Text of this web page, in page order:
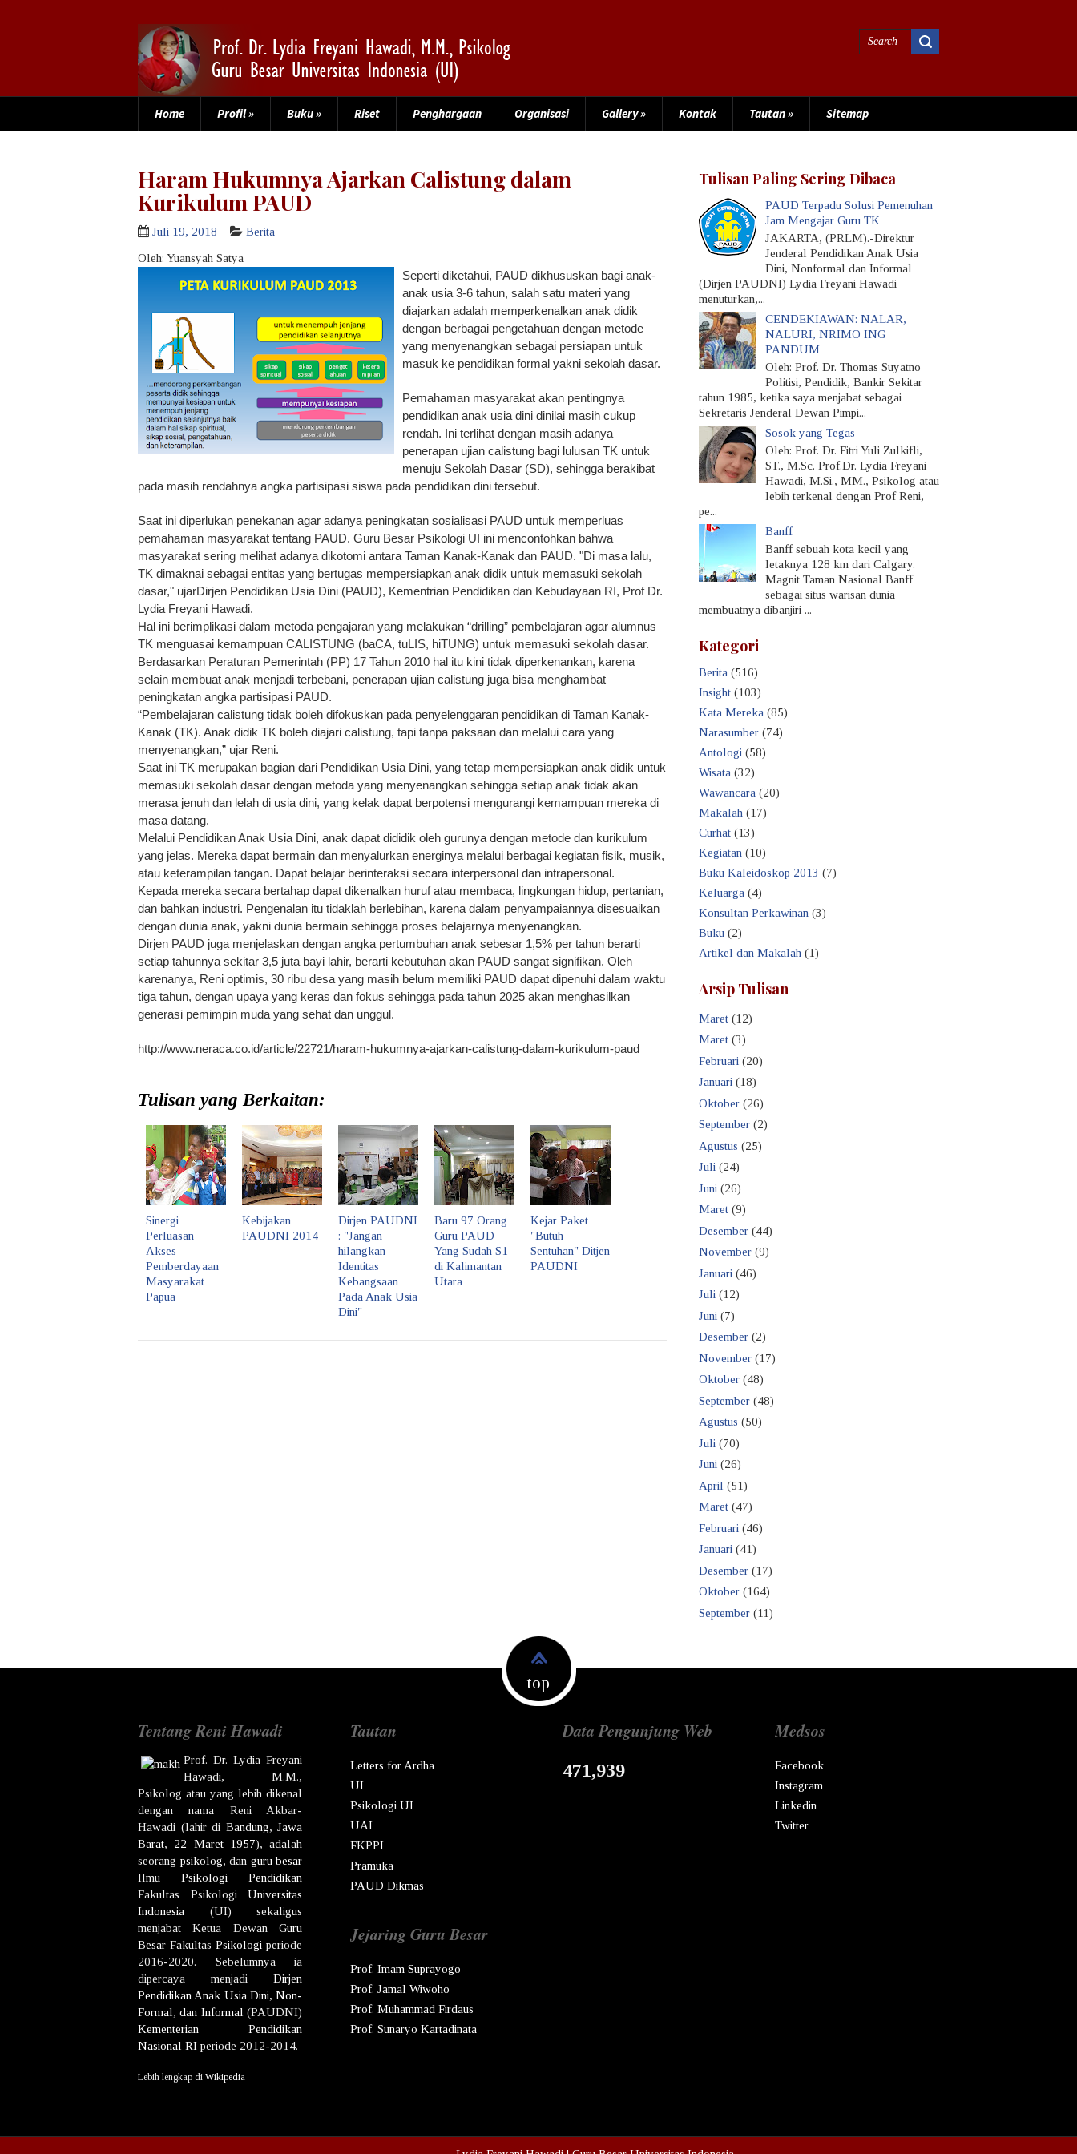
Home Profil» Buku» Riset Penghargaan Organisasi Gallery» Kontak Tautan» Sitemap
Haram Hukumnya Ajarkan Calistung dalam
Kurikulum PAUD
Juli 19, 2018 Berita
Oleh: Yuansyah Satya
Seperti diketahui, PAUD dikhususkan bagi anak-
anak usia 3-6 tahun, salah satu materi yang
diajarkan adalah memperkenalkan anak didik
dengan berbagai pengetahuan dengan metode
yang menyenangkan sebagai persiapan untuk
masuk ke pendidikan formal yakni sekolah dasar.
Pemahaman masyarakat akan pentingnya
pendidikan anak usia dini dinilai masih cukup
rendah. Ini terlihat dengan masih adanya
penerapan ujian calistung bagi lulusan TK untuk
menuju Sekolah Dasar (SD), sehingga berakibat
pada masih rendahnya angka partisipasi siswa pada pendidikan dini tersebut.
Saat ini diperlukan penekanan agar adanya peningkatan sosialisasi PAUD untuk memperluas
pemahaman masyarakat tentang PAUD. Guru Besar Psikologi UI ini mencontohkan bahwa
masyarakat sering melihat adanya dikotomi antara Taman Kanak-Kanak dan PAUD. "Di masa lalu,
TK dimaknai sebagai entitas yang bertugas mempersiapkan anak didik untuk memasuki sekolah
dasar," ujarDirjen Pendidikan Usia Dini (PAUD), Kementrian Pendidikan dan Kebudayaan RI, Prof Dr.
Lydia Freyani Hawadi.
Hal ini berimplikasi dalam metoda pengajaran yang melakukan “drilling” pembelajaran agar alumnus
TK menguasai kemampuan CALISTUNG (baCA, tuLIS, hiTUNG) untuk memasuki sekolah dasar.
Berdasarkan Peraturan Pemerintah (PP) 17 Tahun 2010 hal itu kini tidak diperkenankan, karena
selain membuat anak menjadi terbebani, penerapan ujian calistung juga bisa menghambat
peningkatan angka partisipasi PAUD.
“Pembelajaran calistung tidak boleh difokuskan pada penyelenggaran pendidikan di Taman Kanak-
Kanak (TK). Anak didik TK boleh diajari calistung, tapi tanpa paksaan dan melalui cara yang
menyenangkan,” ujar Reni.
Saat ini TK merupakan bagian dari Pendidikan Usia Dini, yang tetap mempersiapkan anak didik untuk
memasuki sekolah dasar dengan metoda yang menyenangkan sehingga setiap anak tidak akan
merasa jenuh dan lelah di usia dini, yang kelak dapat berpotensi mengurangi kemampuan mereka di
masa datang.
Melalui Pendidikan Anak Usia Dini, anak dapat dididik oleh gurunya dengan metode dan kurikulum
yang jelas. Mereka dapat bermain dan menyalurkan energinya melalui berbagai kegiatan fisik, musik,
atau keterampilan tangan. Dapat belajar berinteraksi secara interpersonal dan intrapersonal.
Kepada mereka secara bertahap dapat dikenalkan huruf atau membaca, lingkungan hidup, pertanian,
dan bahkan industri. Pengenalan itu tidaklah berlebihan, karena dalam penyampaiannya disesuaikan
dengan dunia anak, yakni dunia bermain sehingga proses belajarnya menyenangkan.
Dirjen PAUD juga menjelaskan dengan angka pertumbuhan anak sebesar 1,5% per tahun berarti
setiap tahunnya sekitar 3,5 juta bayi lahir, berarti kebutuhan akan PAUD sangat signifikan. Oleh
karenanya, Reni optimis, 30 ribu desa yang masih belum memiliki PAUD dapat dipenuhi dalam waktu
tiga tahun, dengan upaya yang keras dan fokus sehingga pada tahun 2025 akan menghasilkan
generasi pemimpin muda yang sehat dan unggul.
http://www.neraca.co.id/article/22721/haram-hukumnya-ajarkan-calistung-dalam-kurikulum-paud
Tulisan yang Berkaitan:
Sinergi
Perluasan
Akses
Pemberdayaan
Masyarakat
Papua
Kebijakan
PAUDNI 2014
Dirjen PAUDNI
: "Jangan
hilangkan
Identitas
Kebangsaan
Pada Anak Usia
Dini"
Baru 97 Orang
Guru PAUD
Yang Sudah S1
di Kalimantan
Utara
Kejar Paket
"Butuh
Sentuhan" Ditjen
PAUDNI
Tulisan Paling Sering Dibaca
PAUD Terpadu Solusi Pemenuhan
Jam Mengajar Guru TK
JAKARTA, (PRLM).-Direktur
Jenderal Pendidikan Anak Usia
Dini, Nonformal dan Informal
(Dirjen PAUDNI) Lydia Freyani Hawadi
menuturkan,...
CENDEKIAWAN: NALAR,
NALURI, NRIMO ING
PANDUM
Oleh: Prof. Dr. Thomas Suyatno
Politisi, Pendidik, Bankir Sekitar
tahun 1985, ketika saya menjabat sebagai
Sekretaris Jenderal Dewan Pimpi...
Sosok yang Tegas
Oleh: Prof. Dr. Fitri Yuli Zulkifli,
ST., M.Sc. Prof.Dr. Lydia Freyani
Hawadi, M.Si., MM., Psikolog atau
lebih terkenal dengan Prof Reni,
pe...
Banff
Banff sebuah kota kecil yang
letaknya 128 km dari Calgary.
Magnit Taman Nasional Banff
sebagai situs warisan dunia
membuatnya dibanjiri ...
Kategori
Berita (516)
Insight (103)
Kata Mereka (85)
Narasumber (74)
Antologi (58)
Wisata (32)
Wawancara (20)
Makalah (17)
Curhat (13)
Kegiatan (10)
Buku Kaleidoskop 2013 (7)
Keluarga (4)
Konsultan Perkawinan (3)
Buku (2)
Artikel dan Makalah (1)
Arsip Tulisan
Maret (12)
Maret (3)
Februari (20)
Januari (18)
Oktober (26)
September (2)
Agustus (25)
Juli (24)
Juni (26)
Maret (9)
Desember (44)
November (9)
Januari (46)
Juli (12)
Juni (7)
Desember (2)
November (17)
Oktober (48)
September (48)
Agustus (50)
Juli (70)
Juni (26)
April (51)
Maret (47)
Februari (46)
Januari (41)
Desember (17)
Oktober (164)
September (11)
top
Tentang Reni Hawadi
Prof. Dr. Lydia Freyani
Hawadi, M.M.,
Psikolog atau yang lebih dikenal
dengan nama Reni Akbar-
Hawadi (lahir di Bandung, Jawa
Barat, 22 Maret 1957), adalah
seorang psikolog, dan guru besar
Ilmu Psikologi
Pendidikan
Fakultas Psikologi Universitas
Indonesia (UI) sekaligus
menjabat Ketua Dewan Guru
Besar Fakultas Psikologi periode
2016-2020. Sebelumnya ia
dipercaya menjadi Dirjen
Pendidikan Anak Usia Dini, Non-
Formal, dan Informal (PAUDNI)
Kementerian Pendidikan
Nasional RI periode 2012-2014.
Lebih lengkap di Wikipedia
Tautan
Letters for Ardha
UI
Psikologi UI
UAI
FKPPI
Pramuka
PAUD Dikmas
Jejaring Guru Besar
Prof. Imam Suprayogo
Prof. Jamal Wiwoho
Prof. Muhammad Firdaus
Prof. Sunaryo Kartadinata
Data Pengunjung Web
471,939
Medsos
Facebook
Instagram
Linkedin
Twitter